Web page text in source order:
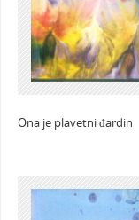
Ona je plavetni đardin